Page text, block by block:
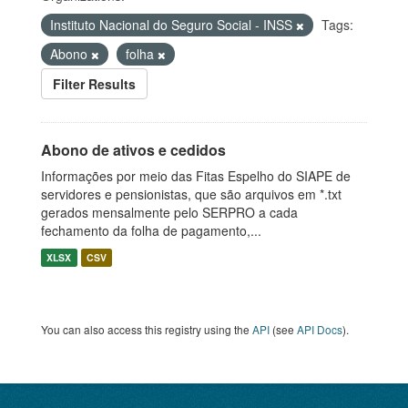
Instituto Nacional do Seguro Social - INSS
Tags:
Abono
folha
Filter Results
Abono de ativos e cedidos
Informações por meio das Fitas Espelho do SIAPE de
servidores e pensionistas, que são arquivos em *.txt
gerados mensalmente pelo SERPRO a cada
fechamento da folha de pagamento,...
XLSX CSV
You can also access this registry using the API (see API Docs).